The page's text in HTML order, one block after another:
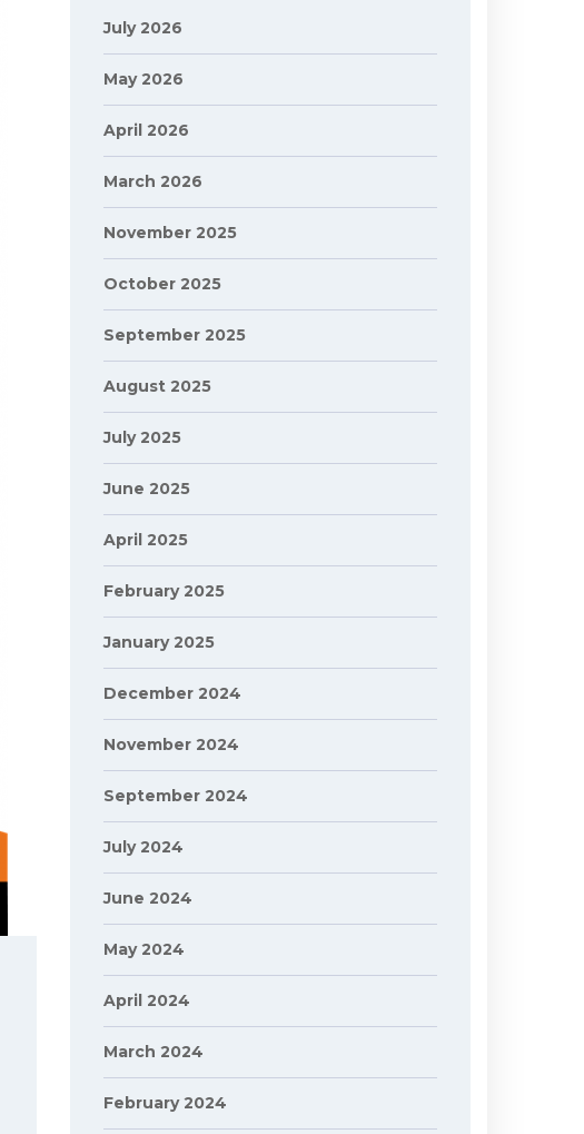
July 2026
May 2026
April 2026
March 2026
November 2025
October 2025
September 2025
August 2025
July 2025
June 2025
April 2025
February 2025
January 2025
December 2024
November 2024
September 2024
July 2024
June 2024
May 2024
April 2024
March 2024
February 2024